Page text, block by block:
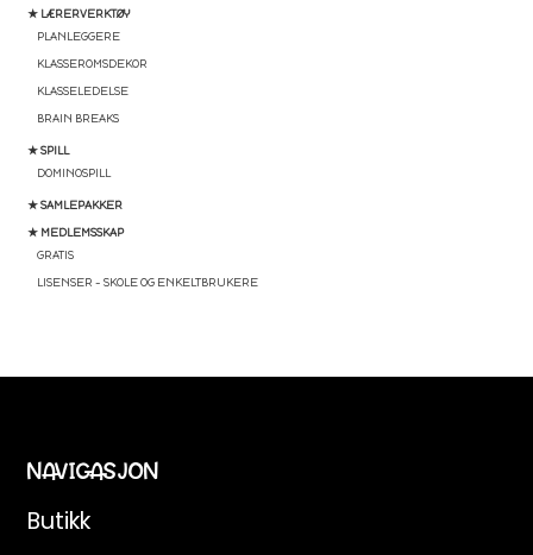
★ LÆRERVERKTØY
PLANLEGGERE
KLASSEROMSDEKOR
KLASSELEDELSE
BRAIN BREAKS
★ SPILL
DOMINOSPILL
★ SAMLEPAKKER
★ MEDLEMSSKAP
GRATIS
LISENSER – SKOLE OG ENKELTBRUKERE
NAVIGASJON
Butikk